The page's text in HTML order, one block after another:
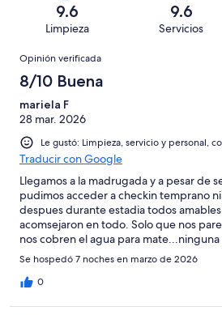
opiniones
opiniones
de
opiniones
Basada
de
opiniones
Terrible.
Basada
de
87
opiniones
9.6
Limpieza
9.6
Servicios
Opiniones
Opinión verificada
8/10 Buena
mariela F
28 mar. 2026
Le gustó: Limpieza, servicio y personal,
Traducir con Google
Llegamos a la madrugada y a pesar de
pudimos acceder a checkin temprano
despues durante estadia todos
acomsejaron en todo. Solo que nos
nos cobren el agua para
averiguamos pero buehhh
Se hospedó 7 noches en marzo de 2026
0